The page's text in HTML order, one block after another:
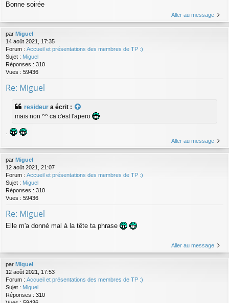
Bonne soirée
Aller au message
par Miguel
14 août 2021, 17:35
Forum : Accueil et présentations des membres de TP :)
Sujet : Miguel
Réponses : 310
Vues : 59436
Re: Miguel
resideur a écrit :
mais non ^^ ca c'est l'apero
.
Aller au message
par Miguel
12 août 2021, 21:07
Forum : Accueil et présentations des membres de TP :)
Sujet : Miguel
Réponses : 310
Vues : 59436
Re: Miguel
Elle m'a donné mal à la tête ta phrase
Aller au message
par Miguel
12 août 2021, 17:53
Forum : Accueil et présentations des membres de TP :)
Sujet : Miguel
Réponses : 310